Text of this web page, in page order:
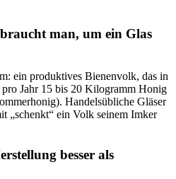
man, um ein Glas
ein produktives Bienenvolk, das in
Jahr 15 bis 20 Kilogramm Honig
Handelsübliche Gläser
„schenkt“ ein Volk seinem Imker
besser als